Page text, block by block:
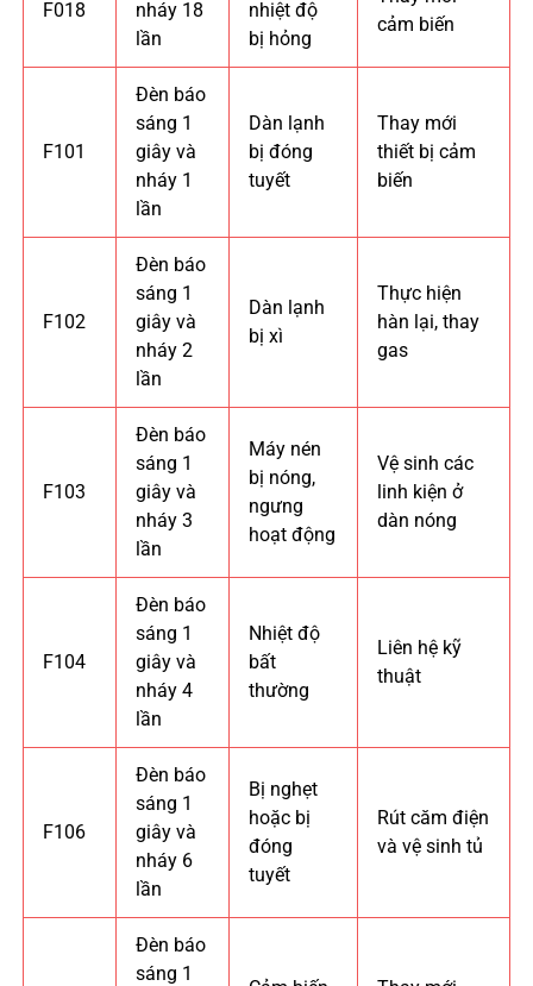
F018
nháy 18
lần
nhiệt độ
bị hỏng
cảm biến
F101
Đèn báo
sáng 1
giây và
nháy 1
lần
Dàn lạnh
bị đóng
tuyết
Thay mới
thiết bị cảm
biến
F102
Đèn báo
sáng 1
giây và
nháy 2
lần
Dàn lạnh
bị xì
Thực hiện
hàn lại, thay
gas
F103
Đèn báo
sáng 1
giây và
nháy 3
lần
Máy nén
bị nóng,
ngưng
hoạt động
Vệ sinh các
linh kiện ở
dàn nóng
F104
Đèn báo
sáng 1
giây và
nháy 4
lần
Nhiệt độ
bất
thường
Liên hệ kỹ
thuật
F106
Đèn báo
sáng 1
giây và
nháy 6
lần
Bị nghẹt
hoặc bị
đóng
tuyết
Rút căm điện
và vệ sinh tủ
Đèn báo
sáng 1